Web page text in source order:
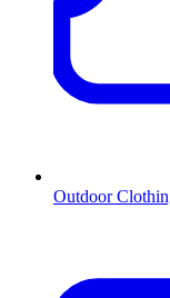
Outdoor